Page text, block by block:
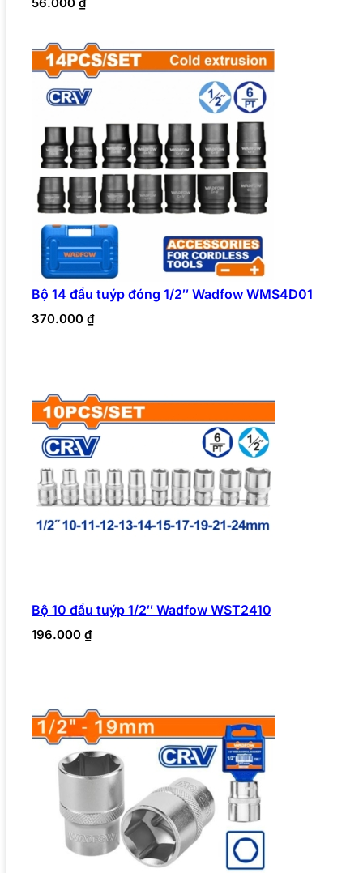
Bộ 14 đầu tuýp đóng 1/2″ Wadfow WMS4D01
370.000 ₫
Bộ 10 đầu tuýp 1/2″ Wadfow WST2410
196.000 ₫